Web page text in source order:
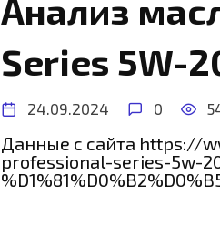
Анализ
Series 5W-
24.09.2024 0
Данные с сайта https://
professional-series-5w-